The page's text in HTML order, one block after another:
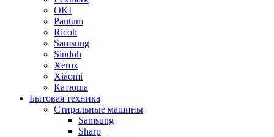
OKI
Pantum
Ricoh
Samsung
Sindoh
Xerox
Xiaomi
Катюша
Бытовая техника
Стиральные машины
Samsung
Sharp